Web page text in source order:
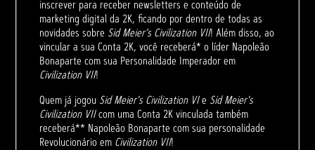
inscrever para receber newsletters e conteúdo de
marketing digital da 2K, ficando por dentro de todas as
novidades sobre Sid Meier’s Civilization VII! Além disso, ao
vincular a sua Conta 2K, você receberá* o líder Napoleão
Bonaparte com sua Personalidade Imperador em
Civilization VII!
Quem já jogou Sid Meier's Civilization VIe Sid Meier's
Civilization VIIcom uma Conta 2K vinculada também
receberá** Napoleão Bonaparte com sua personalidade
Revolucionário em Civilization VII!